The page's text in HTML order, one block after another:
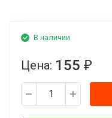
В наличии
Цена: 155 ₽